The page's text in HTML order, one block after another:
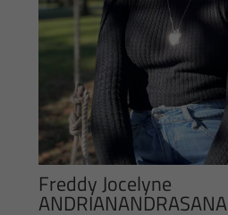
Freddy Jocelyne
ANDRIANANDRASANA